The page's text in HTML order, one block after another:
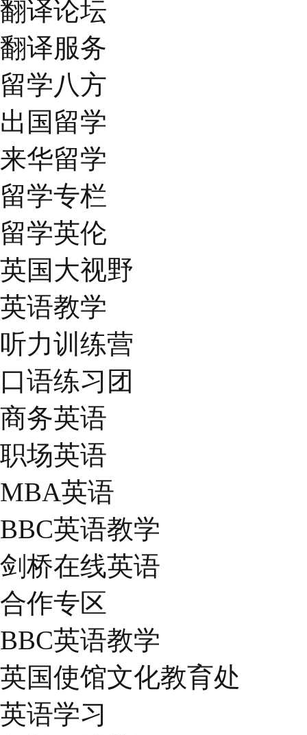
翻译论坛
翻译服务
留学八方
出国留学
来华留学
留学专栏
留学英伦
英国大视野
英语教学
听力训练营
口语练习团
商务英语
职场英语
MBA英语
BBC英语教学
剑桥在线英语
合作专区
BBC英语教学
英国使馆文化教育处
英语学习